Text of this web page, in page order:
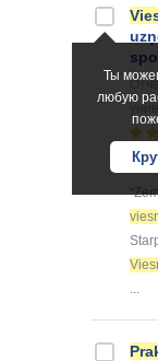
Ты
любую
...
...